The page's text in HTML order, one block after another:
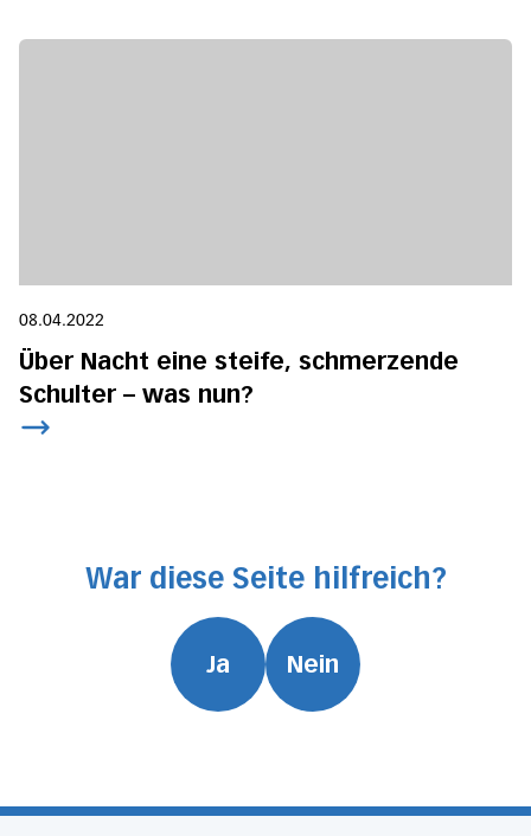
08.04.2022
Über Nacht eine steife, schmerzende
Schulter – was nun?
War diese Seite hilfreich?
Ja Nein